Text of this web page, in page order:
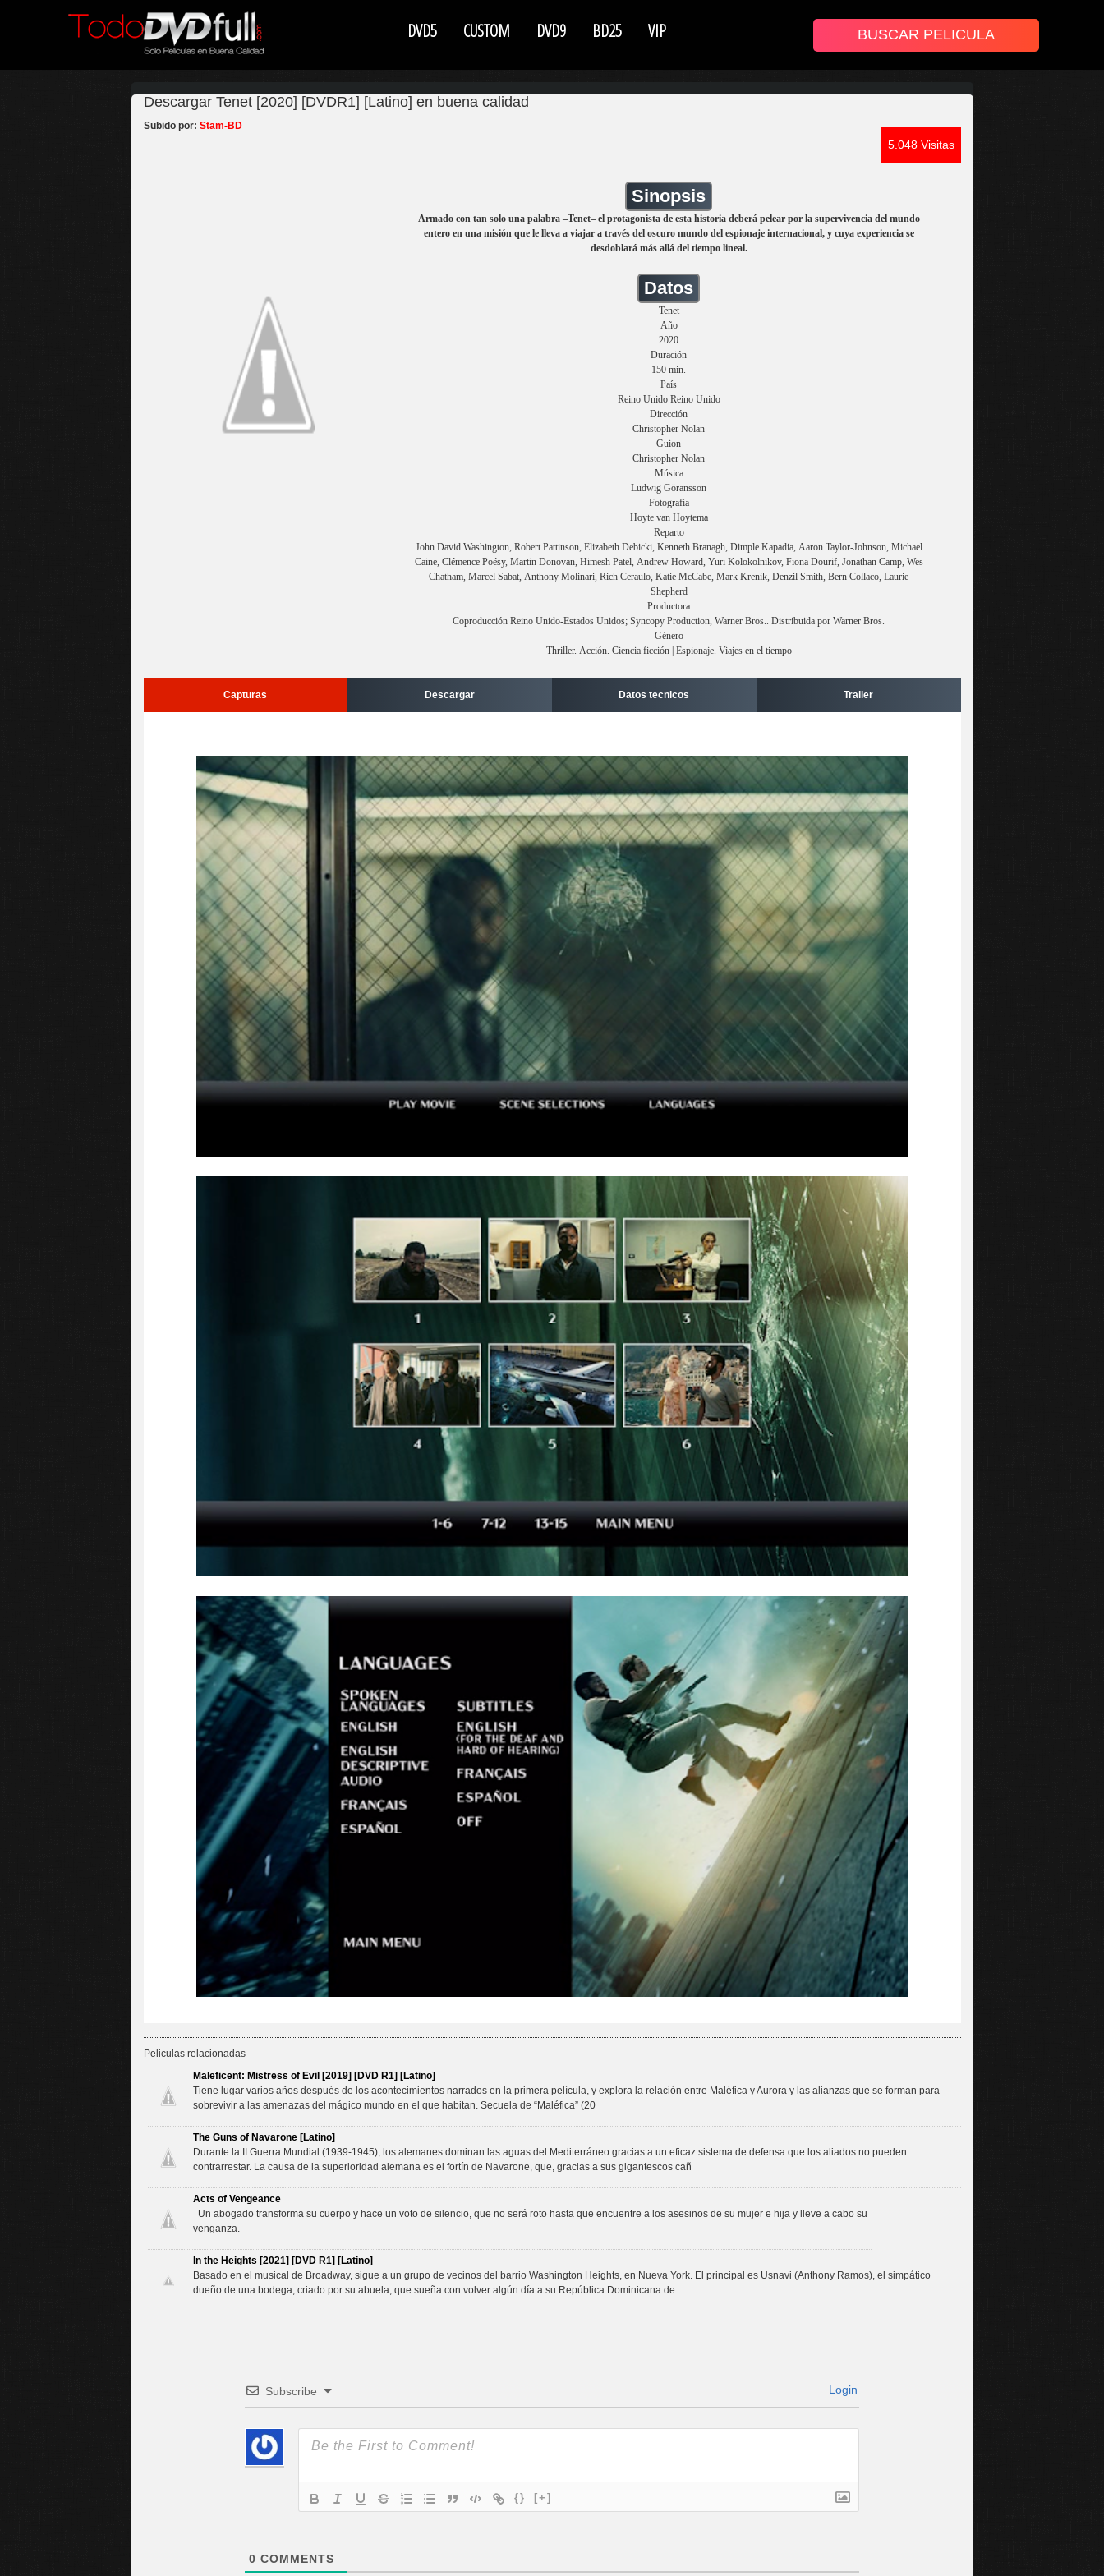
DVD5 CUSTOM DVD9 BD25 VIP
Descargar Tenet [2020] [DVDR1] [Latino] en buena calidad
5.048 Visitas
Subido por: Stam-BD
Sinopsis
Armado con tan solo una palabra –Tenet– el protagonista de esta historia deberá pelear por la supervivencia del mundo
entero en una misión que le lleva a viajar a través del oscuro mundo del espionaje internacional, y cuya experiencia se
desdoblará más allá del tiempo lineal.
Datos
Tenet
Año
2020
Duración
150 min.
País
Reino Unido Reino Unido
Dirección
Christopher Nolan
Guion
Christopher Nolan
Música
Ludwig Göransson
Fotografía
Hoyte van Hoytema
Reparto
John David Washington, Robert Pattinson, Elizabeth Debicki, Kenneth Branagh, Dimple Kapadia, Aaron Taylor-Johnson, Michael
Caine, Clémence Poésy, Martin Donovan, Himesh Patel, Andrew Howard, Yuri Kolokolnikov, Fiona Dourif, Jonathan Camp, Wes
Chatham, Marcel Sabat, Anthony Molinari, Rich Ceraulo, Katie McCabe, Mark Krenik, Denzil Smith, Bern Collaco, Laurie
Shepherd
Productora
Coproducción Reino Unido-Estados Unidos; Syncopy Production, Warner Bros.. Distribuida por Warner Bros.
Género
Thriller. Acción. Ciencia ficción | Espionaje. Viajes en el tiempo
Capturas Descargar Datos tecnicos Trailer
Peliculas relacionadas
Maleficent: Mistress of Evil [2019] [DVD R1] [Latino]
Tiene lugar varios años después de los acontecimientos narrados en la primera película, y explora la relación entre Maléfica y Aurora y las alianzas que se forman para
sobrevivir a las amenazas del mágico mundo en el que habitan. Secuela de “Maléfica” (20
The Guns of Navarone [Latino]
Durante la II Guerra Mundial (1939-1945), los alemanes dominan las aguas del Mediterráneo gracias a un eficaz sistema de defensa que los aliados no pueden
contrarrestar. La causa de la superioridad alemana es el fortín de Navarone, que, gracias a sus gigantescos cañ
Acts of Vengeance
Un abogado transforma su cuerpo y hace un voto de silencio, que no será roto hasta que encuentre a los asesinos de su mujer e hija y lleve a cabo su
venganza.
In the Heights [2021] [DVD R1] [Latino]
Basado en el musical de Broadway, sigue a un grupo de vecinos del barrio Washington Heights, en Nueva York. El principal es Usnavi (Anthony Ramos), el simpático
dueño de una bodega, criado por su abuela, que sueña con volver algún día a su República Dominicana de
Subscribe Login
{} [+]
0 COMMENTS